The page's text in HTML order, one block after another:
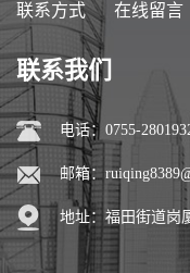
联系方式 在线留言
联系我们
电话：0755-
邮箱：
地址：福田街道岗